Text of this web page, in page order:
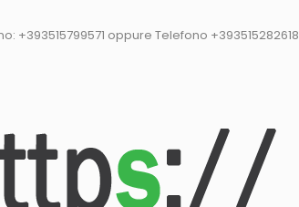
oppure Telefono +393515282618